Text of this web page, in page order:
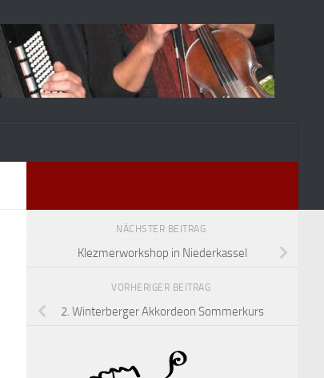
NÄCHSTER BEITRAG
Klezmerworkshop in Niederkassel
VORHERIGER BEITRAG
2. Winterberger Akkordeon Sommerkurs